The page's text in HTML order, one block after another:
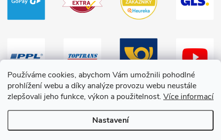
Používáme cookies, abychom Vám umožnili pohodlné
prohlížení webu a díky analýze provozu webu neustále
zlepšovali jeho funkce, výkon a použitelnost. Více informací
Nastavení